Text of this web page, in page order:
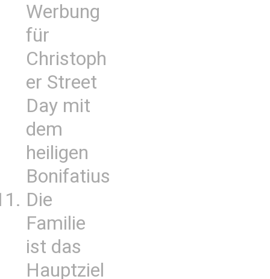
Werbung
für
Christoph
er Street
Day mit
dem
heiligen
Bonifatius
Die
Familie
ist das
Hauptziel